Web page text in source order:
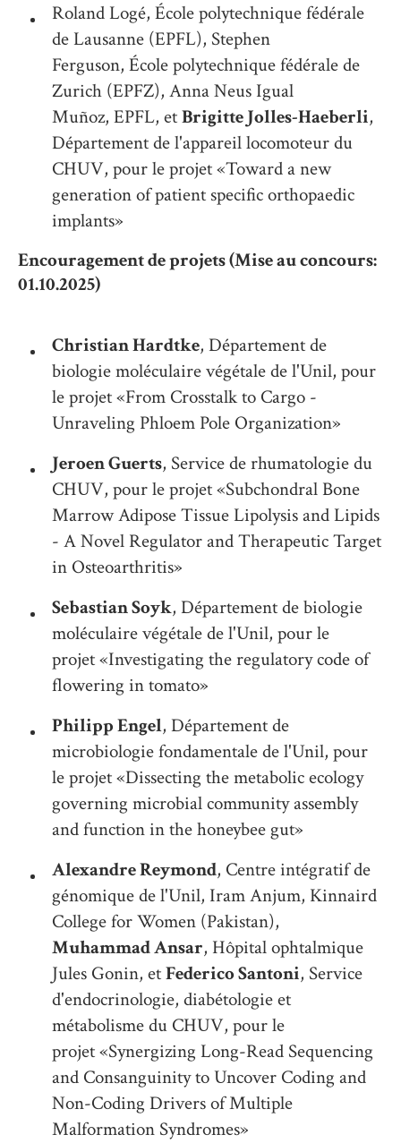
Roland Logé, École polytechnique fédérale
de Lausanne (EPFL), Stephen
Ferguson, École polytechnique fédérale de
Zurich (EPFZ), Anna Neus Igual
Muñoz, EPFL, etBrigitte Jolles-Haeberli,
Département de l'appareil locomoteur du
CHUV, pour le projet «Toward a new
generation of patient specific orthopaedic
implants»
Encouragement de projets (Mise au concours:
01.10.2025)
Christian Hardtke, Département de
biologie moléculaire végétale de l'Unil, pour
le projet «From Crosstalk to Cargo -
Unraveling Phloem Pole Organization»
Jeroen Guerts, Service de rhumatologie du
CHUV, pour le projet «Subchondral Bone
Marrow Adipose Tissue Lipolysis and Lipids
- A Novel Regulator and Therapeutic Target
in Osteoarthritis»
Sebastian Soyk, Département de biologie
moléculaire végétale de l'Unil, pour le
projet «Investigating the regulatory code of
flowering in tomato»
Philipp Engel, Département de
microbiologie fondamentale de l'Unil, pour
le projet «Dissecting the metabolic ecology
governing microbial community assembly
and function in the honeybee gut»
Alexandre Reymond, Centre intégratif de
génomique de l'Unil, Iram Anjum, Kinnaird
College for Women (Pakistan),
Muhammad Ansar, Hôpital ophtalmique
Jules Gonin, etFederico Santoni, Service
d'endocrinologie, diabétologie et
métabolisme du CHUV, pour le
projet «Synergizing Long-Read Sequencing
and Consanguinity to Uncover Coding and
Non-Coding Drivers of Multiple
Malformation Syndromes»